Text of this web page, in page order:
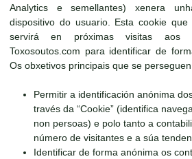
Analytics e semellantes) xenera
dispositivo do usuario. Esta cookie
servirá en próximas visitas aos
Toxosoutos.com para identificar de
Os obxetivos principais que se
Permitir a identificación anónima
través da “Cookie” (identifica
non persoas) e polo tanto a
número de visitantes e a súa
Identificar de forma anónima os